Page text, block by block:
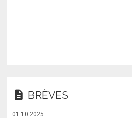
BRÈVES
01.10.2025